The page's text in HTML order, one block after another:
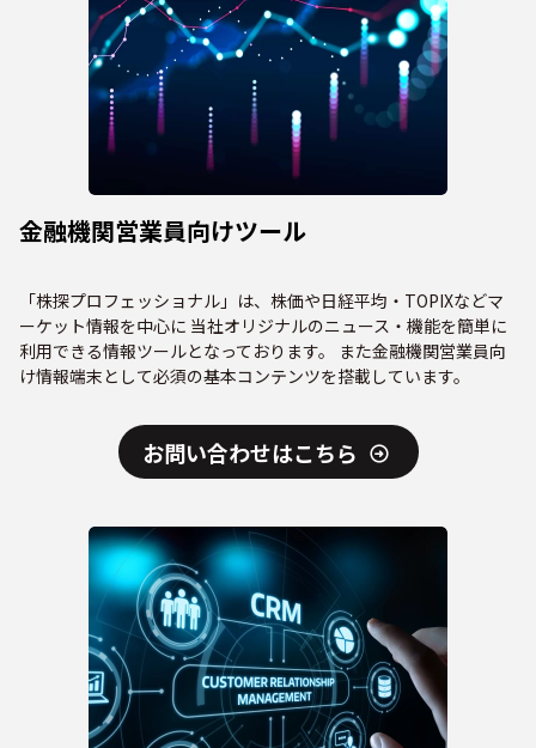
金融機関営業員向けツール
「株探プロフェッショナル」は、株価や日経平均・TOPIXなどマ
ーケット情報を中心に 当社オリジナルのニュース・機能を簡単に
利用できる情報ツールとなっております。 また金融機関営業員向
け情報端末として必須の基本コンテンツを搭載しています。
お問い合わせはこちら